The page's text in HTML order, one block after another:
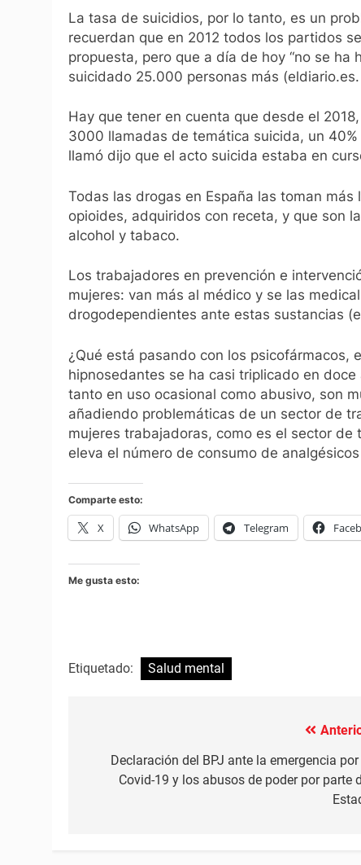
La tasa de suicidios, por lo tanto, es un
recuerdan que en 2012 todos los partidos
propuesta, pero que a día de hoy “no se
suicidado 25.000 personas más
Hay que tener en cuenta que desde el
3000 llamadas de temática suicida, un
llamó dijo que el acto suicida estaba en
Todas las drogas en España las toman
opioides, adquiridos con receta, y que son
alcohol y tabaco.
Los trabajadores en prevención e
mujeres: van más al médico y se las
drogodependientes ante estas sustancias
¿Qué está pasando con los psicofármacos,
hipnosedantes se ha casi triplicado en
tanto en uso ocasional como abusivo, son
añadiendo problemáticas de un sector de
mujeres trabajadoras, como es el sector
eleva el número de consumo de
Comparte esto:
X WhatsApp Telegram
Me gusta esto:
Etiquetado: Salud mental
Declaración del BPJ ante la emergencia por
Covid-19 y los abusos de poder por parte